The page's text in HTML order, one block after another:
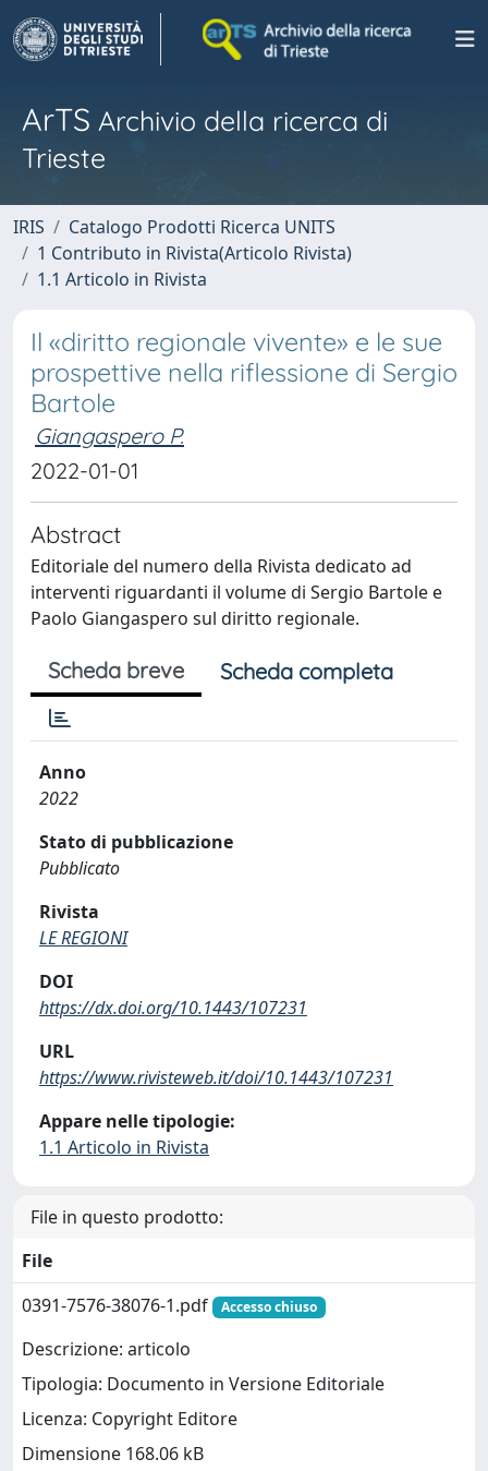
ArTS Archivio della ricerca di
Trieste
IRIS
Catalogo Prodotti Ricerca UNITS
1 Contributo in Rivista(Articolo Rivista)
1.1 Articolo in Rivista
Il «diritto regionale vivente» e le sue
prospettive nella riflessione di Sergio
Bartole
Giangaspero P.
2022-01-01
Abstract
Editoriale del numero della Rivista dedicato ad
interventi riguardanti il volume di Sergio Bartole e
Paolo Giangaspero sul diritto regionale.
Scheda breve Scheda completa
Anno
2022
Stato di pubblicazione
Pubblicato
Rivista
LE REGIONI
DOI
https://dx.doi.org/10.1443/107231
URL
https://www.rivisteweb.it/doi/10.1443/107231
Appare nelle tipologie:
1.1 Articolo in Rivista
File in questo prodotto:
File
0391-7576-38076-1.pdf
Accesso chiuso
Descrizione: articolo
Tipologia: Documento in Versione Editoriale
Licenza: Copyright Editore
Dimensione 168.06 kB